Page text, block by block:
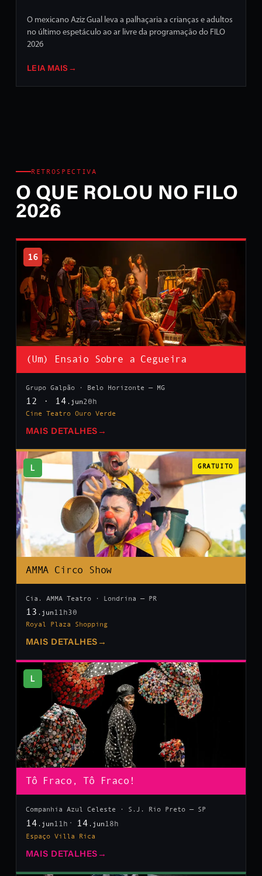
O mexicano Aziz Gual leva a palhaçaria a crianças e adultos
no último espetáculo ao ar livre da programação do FILO
2026
LEIA MAIS →
RETROSPECTIVA
O QUE ROLOU NO FILO
2026
16
(Um) Ensaio Sobre a Cegueira
Grupo Galpão · Belo Horizonte — MG
12 · 14 .jun20h
Cine Teatro Ouro Verde
MAIS DETALHES →
L GRATUITO
AMMA Circo Show
Cia. AMMA Teatro · Londrina — PR
13 .jun 11h30
Royal Plaza Shopping
MAIS DETALHES →
L
Tô Fraco, Tô Fraco!
Companhia Azul Celeste · S.J. Rio Preto — SP
14 .jun 11h 14 .jun 18h
Espaço Villa Rica
MAIS DETALHES →